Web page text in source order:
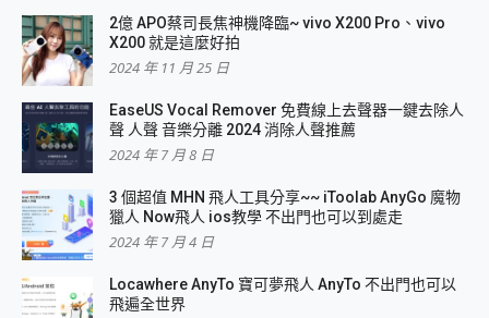
2億 APO蔡司長焦神機降臨~ vivo X200 Pro、vivo
X200 就是這麼好拍
2024 年 11 月 25 日
EaseUS Vocal Remover 免費線上去聲器一鍵去除人
聲 人聲 音樂分離 2024 消除人聲推薦
2024 年 7 月 8 日
3 個超值 MHN 飛人工具分享~~ iToolab AnyGo 魔物
獵人 Now飛人 ios教學 不出門也可以到處走
2024 年 7 月 4 日
Locawhere AnyTo 寶可夢飛人 AnyTo 不出門也可以
飛遍全世界